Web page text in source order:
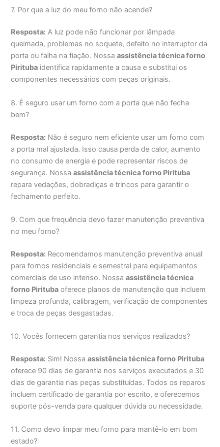
7. Por que a luz do meu forno não acende?
Resposta: A luz pode não funcionar por lâmpada
queimada, problemas no soquete, defeito no interruptor da
porta ou falha na fiação. Nossaassistência técnica forno
Pirituba identifica rapidamente a causa e substitui os
componentes necessários com peças originais.
8. É seguro usar um forno com a porta que não fecha
bem?
Resposta: Não é seguro nem eficiente usar um forno com
a porta mal ajustada. Isso causa perda de calor, aumento
no consumo de energia e pode representar riscos de
segurança. Nossaassistência técnica forno Pirituba
repara vedações, dobradiças e trincos para garantir o
fechamento perfeito.
9. Com que frequência devo fazer manutenção preventiva
no meu forno?
Resposta: Recomendamos manutenção preventiva anual
para fornos residenciais e semestral para equipamentos
comerciais de uso intenso. Nossaassistência técnica
forno Pirituba oferece planos de manutenção que incluem
limpeza profunda, calibragem, verificação de componentes
e troca de peças desgastadas.
10. Vocês fornecem garantia nos serviços realizados?
Resposta: Sim! Nossaassistência técnica forno Pirituba
oferece 90 dias de garantia nos serviços executados e 30
dias de garantia nas peças substituídas. Todos os reparos
incluem certificado de garantia por escrito, e oferecemos
suporte pós-venda para qualquer dúvida ou necessidade.
11. Como devo limpar meu forno para mantê-lo em bom
estado?